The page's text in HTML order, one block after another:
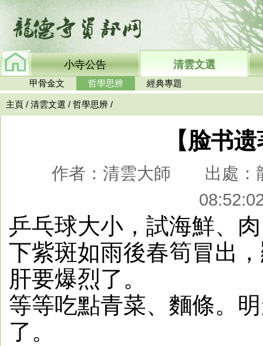
小寺公告 清雲文選
甲骨金文 哲學思辨 經典專題
主頁 / 清雲文選 / 哲學思辨 /
【脸书
作者：清雲大師 出處：
乒乓球大小，試海鮮、
下紫斑如雨後春筍冒出
肝要爆烈了。
等等吃點青菜、麵條。
了。